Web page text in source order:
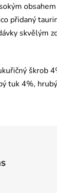
přidaný
skvělým
škrob
tuk 4%,